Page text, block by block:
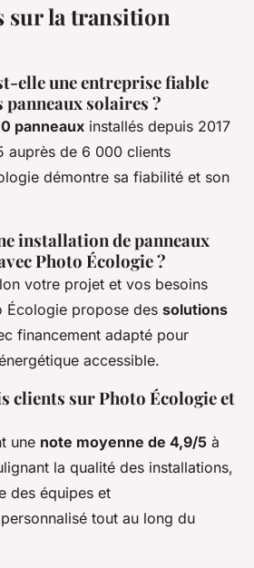
sur la transition
elle une entreprise fiable
solaires ?
panneaux installés depuis 2017
auprès de 6 000 clients
démontre sa fiabilité et son
installation de panneaux
Photo Écologie ?
votre projet et vos besoins
Écologie propose des solutions
financement adapté pour
accessible.
clients sur Photo Écologie et
une note moyenne de 4,9/5 à
la qualité des installations,
des équipes et
tout au long du